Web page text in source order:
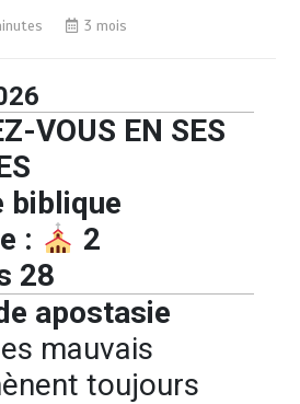
3 mois
VOUS EN SES
biblique
:
2
28
apostasie
mauvais
toujours